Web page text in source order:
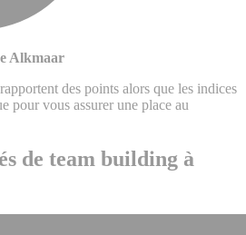
Alkmaar
des points alors que les indices
pour vous assurer une place au
de team building à